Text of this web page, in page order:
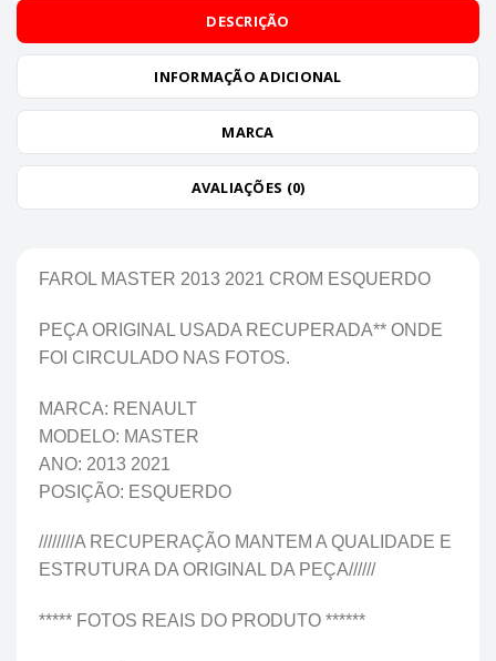
DESCRIÇÃO
INFORMAÇÃO ADICIONAL
MARCA
AVALIAÇÕES (0)
FAROL MASTER 2013 2021 CROM ESQUERDO
PEÇA ORIGINAL USADA RECUPERADA** ONDE
FOI CIRCULADO NAS FOTOS.
MARCA: RENAULT
MODELO: MASTER
ANO: 2013 2021
POSIÇÃO: ESQUERDO
////////A RECUPERAÇÃO MANTEM A QUALIDADE E
ESTRUTURA DA ORIGINAL DA PEÇA//////
***** FOTOS REAIS DO PRODUTO ******